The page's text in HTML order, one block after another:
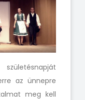
az ünnepre
meg kell